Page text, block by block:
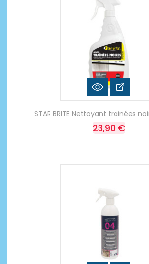
STAR BRITE Nettoyant trainées
23,90 €